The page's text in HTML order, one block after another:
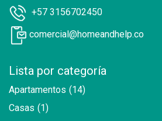
+57 3156702450
comercial@homeandhelp.co
Lista por categoría
Apartamentos (14)
Casas (1)